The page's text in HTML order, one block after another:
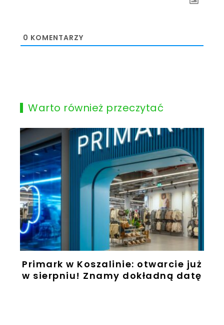
0 KOMENTARZY
Warto również przeczytać
Primark w Koszalinie: otwarcie już
w sierpniu! Znamy dokładną datę